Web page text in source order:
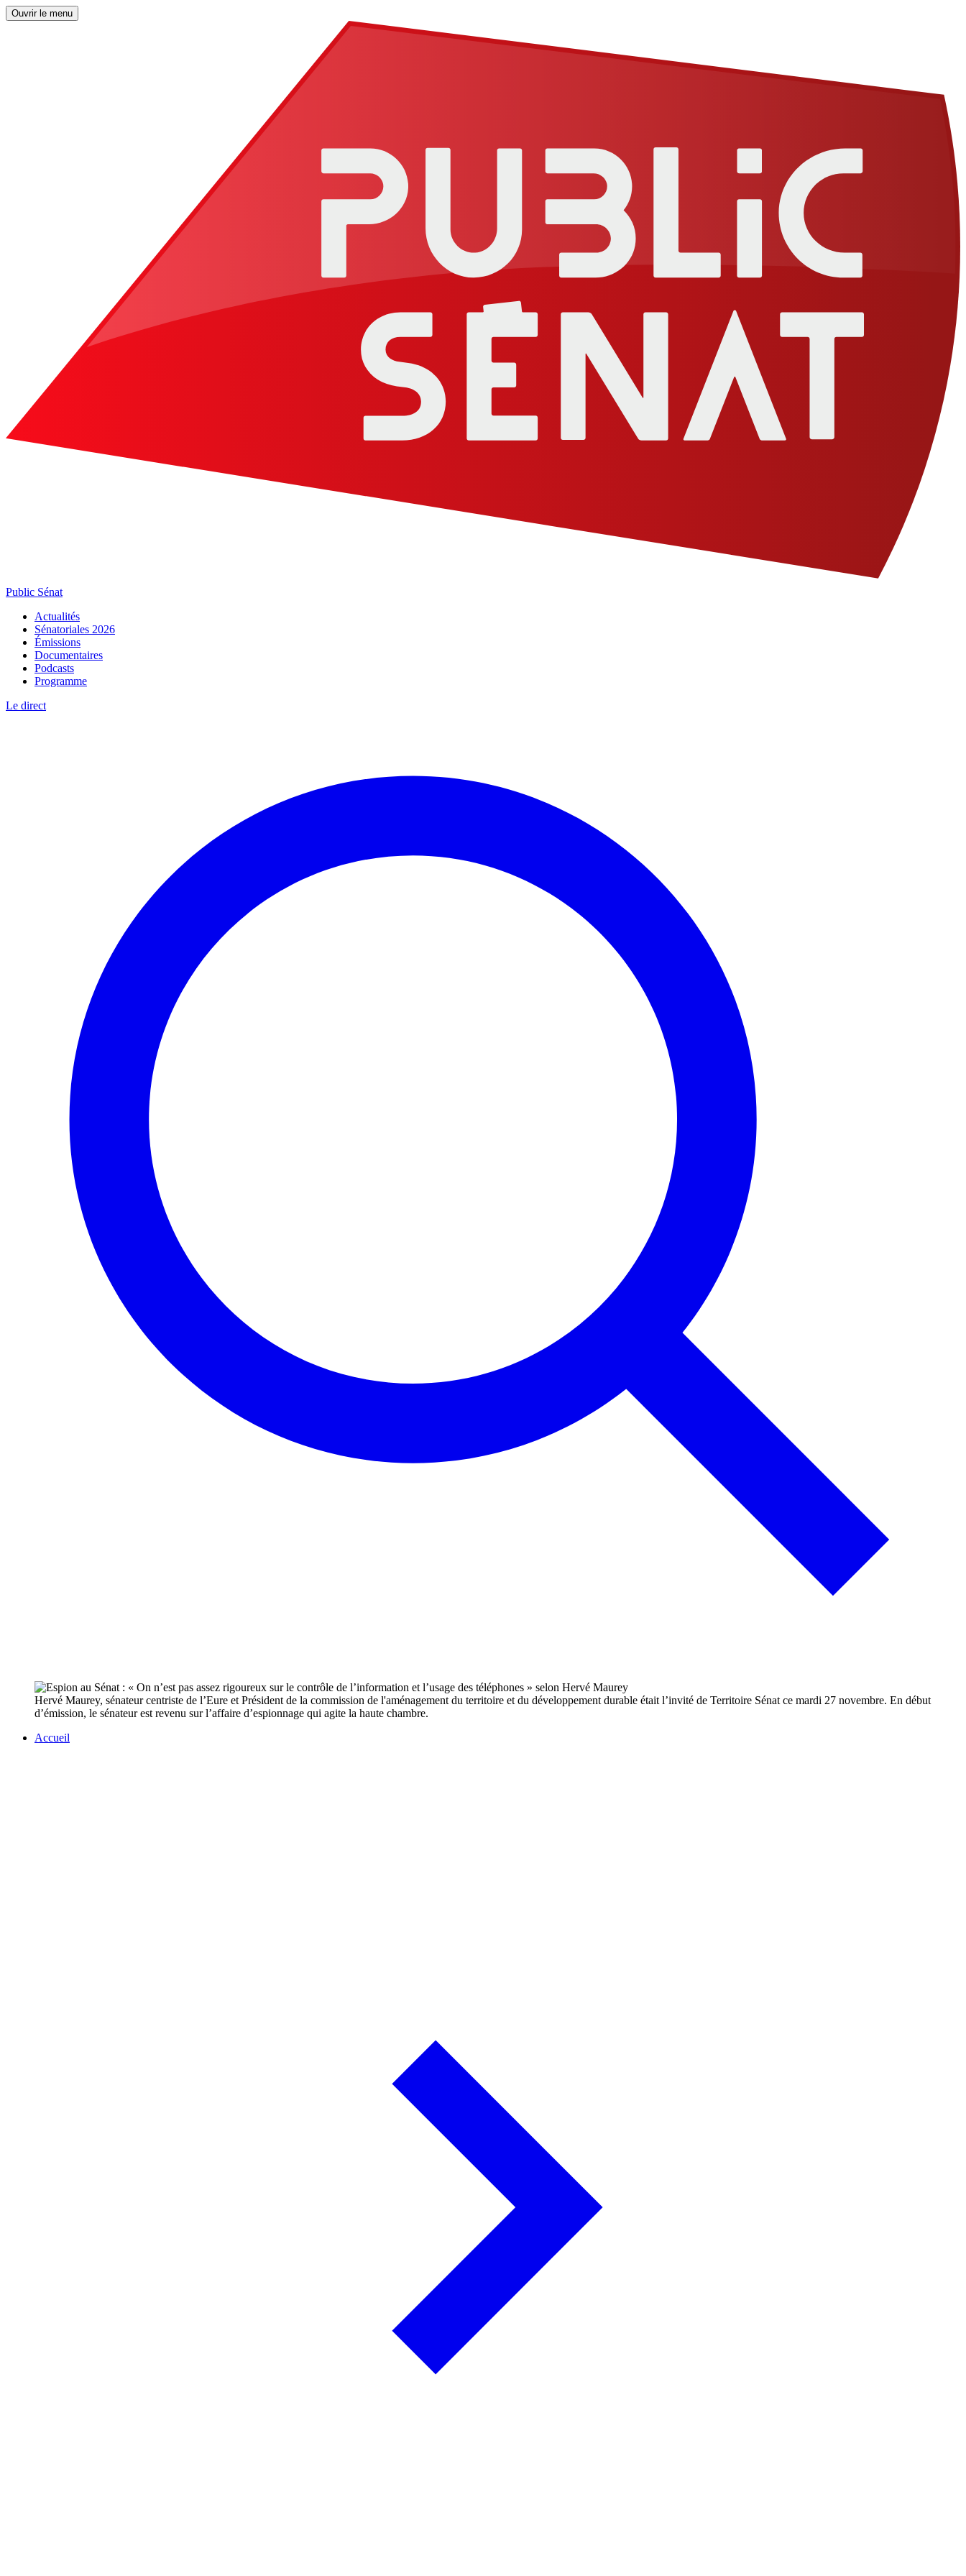
Ouvrir le menu
Public Sénat
Actualités
Sénatoriales 2026
Émissions
Documentaires
Podcasts
Programme
Le direct
Hervé Maurey, sénateur centriste de l’Eure et Président de la commission de l'aménagement du territoire et du développement durable était l’invité de Territoire Sénat ce mardi 27 novembre. En début
d’émission, le sénateur est revenu sur l’affaire d’espionnage qui agite la haute chambre.
Accueil